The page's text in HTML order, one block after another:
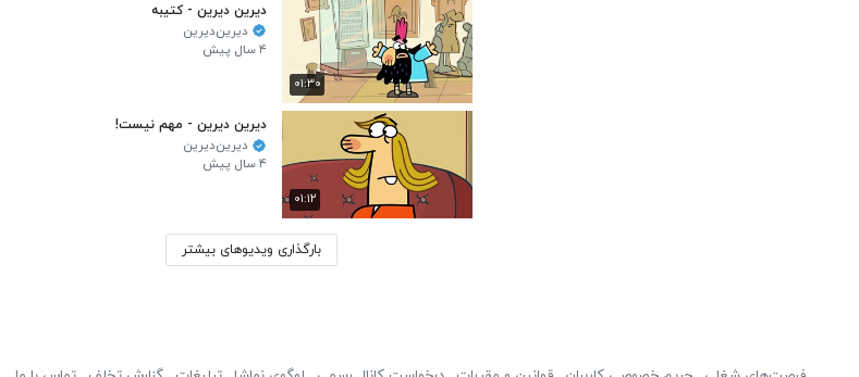
۰۱:۳۰
دیرین دیرین - کتیبه
دیرین‌دیرین
۴ سال پیش
۰۱:۱۲
دیرین دیرین - مهم نیست!
دیرین‌دیرین
۴ سال پیش
بارگذاری ویدیوهای بیشتر